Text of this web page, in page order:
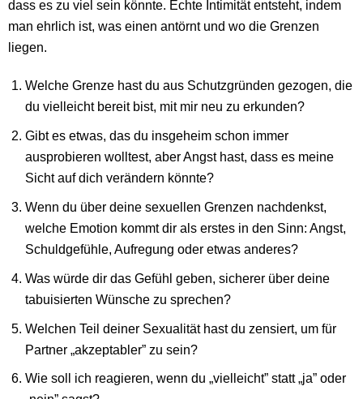
dass es zu viel sein könnte. Echte Intimität entsteht, indem
man ehrlich ist, was einen antörnt und wo die Grenzen
liegen.
Welche Grenze hast du aus Schutzgründen gezogen, die
du vielleicht bereit bist, mit mir neu zu erkunden?
Gibt es etwas, das du insgeheim schon immer
ausprobieren wolltest, aber Angst hast, dass es meine
Sicht auf dich verändern könnte?
Wenn du über deine sexuellen Grenzen nachdenkst,
welche Emotion kommt dir als erstes in den Sinn: Angst,
Schuldgefühle, Aufregung oder etwas anderes?
Was würde dir das Gefühl geben, sicherer über deine
tabuisierten Wünsche zu sprechen?
Welchen Teil deiner Sexualität hast du zensiert, um für
Partner „akzeptabler” zu sein?
Wie soll ich reagieren, wenn du „vielleicht” statt „ja” oder